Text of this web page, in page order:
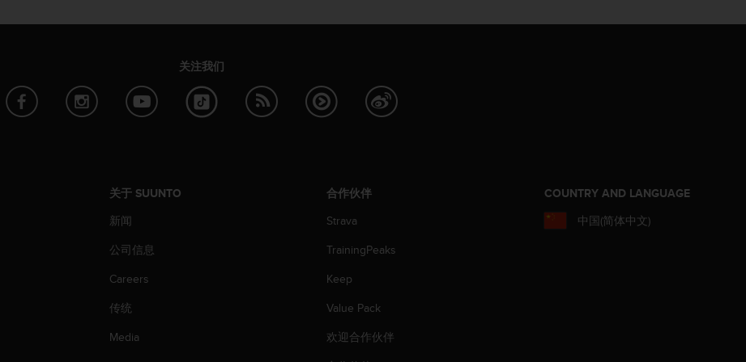
关注我们
关于 SUUNTO
新闻
公司信息
Careers
传统
Media
合作伙伴
Strava
TrainingPeaks
Keep
Value Pack
欢迎合作伙伴
COUNTRY AND LANGUAGE
中国(简体中文)